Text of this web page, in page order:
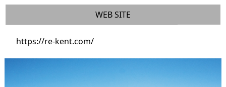
WEB SITE
https://re-kent.com/